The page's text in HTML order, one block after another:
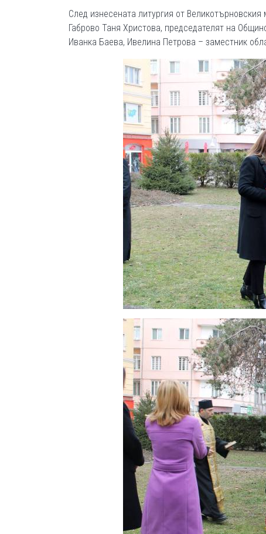
След изнесената литургия от
Габрово Таня Христова, председателят на
Иванка Баева, Ивелина Петрова – заместник